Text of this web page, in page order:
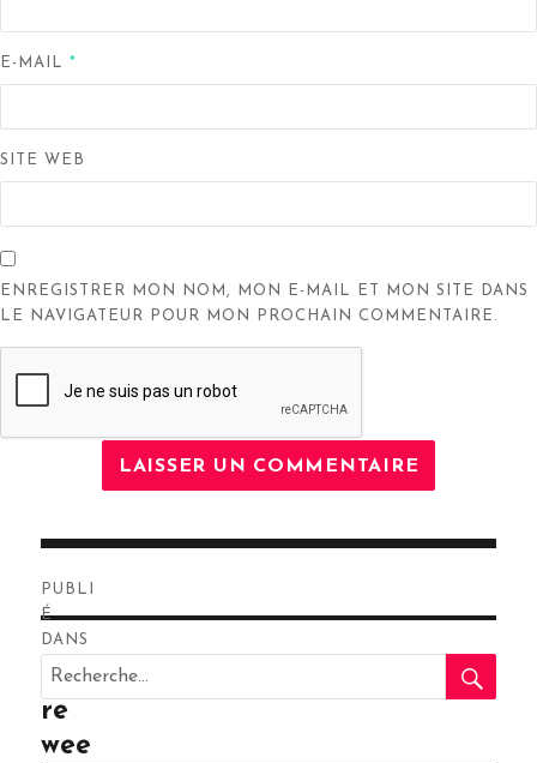
E-MAIL *
SITE WEB
ENREGISTRER MON NOM, MON E-MAIL ET MON SITE DANS
LE NAVIGATEUR POUR MON PROCHAIN COMMENTAIRE.
de
l’article
PUBLI
É
DANS
Not
re
wee
Recherche
pour
: